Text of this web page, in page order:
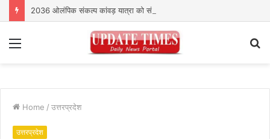
2036 ओलंपिक संकल्प कांवड़ यात्रा को संतों का मिला आशीर्वाद
Home / उत्तरप्रदेश
उत्तरप्रदेश